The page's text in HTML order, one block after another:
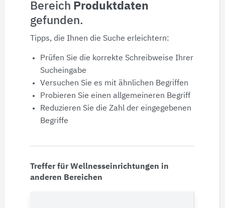
Produktdaten
Ausschreibungstexte
CAD-Details
Architekturobjekte
Bereich Produktdaten
gefunden.
Tipps, die Ihnen die Suche erleichtern:
Prüfen Sie die korrekte Schreibweise Ihrer
Sucheingabe
Versuchen Sie es mit ähnlichen Begriffen
Probieren Sie einen allgemeineren Begriff
Reduzieren Sie die Zahl der eingegebenen
Begriffe
Treffer für Wellnesseinrichtungen in
anderen Bereichen